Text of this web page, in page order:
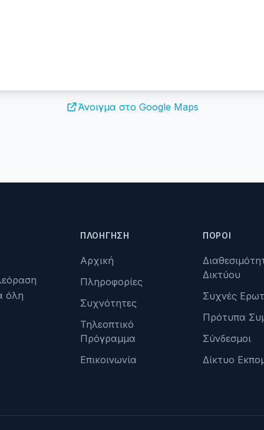
Άνοιγμα στο Google Maps
όλη
ΠΛΟΉΓΗΣΗ
Αρχική
Πληροφορίες
Συχνότητες
Τηλεοπτικό
Πρόγραμμα
Επικοινωνία
ΠΌΡΟΙ
Δικτύου
Συχνές
Πρότυπα
Σύνδεσμοι
Δίκτυο